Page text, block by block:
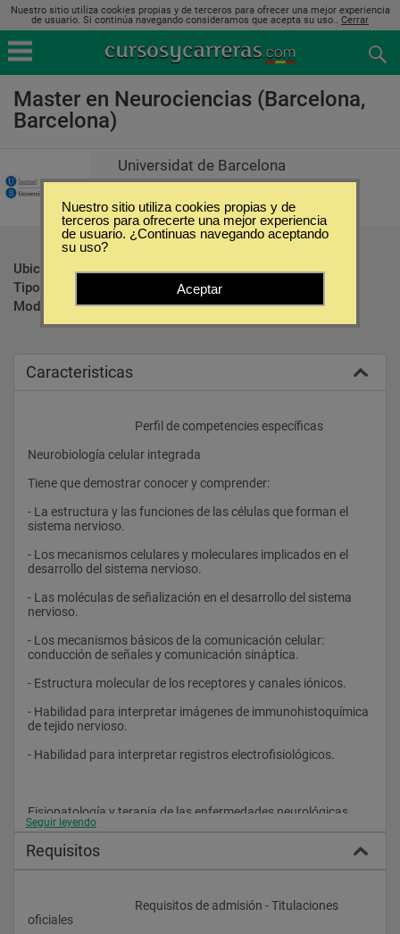
Nuestro sitio utiliza cookies propias y de terceros para ofrecer una mejor experiencia
de usuario. Si continúa navegando consideramos que acepta su uso.. Cerrar
Master en Neurociencias (Barcelona,
Barcelona)
Universidat de Barcelona
Ubicación:
Barcelona - Barcelona
Tipo:
Modalidad:
Presencial
Caracteristicas
					Perfil de competencies específicas
Neurobiología celular integrada
Tiene que demostrar conocer y comprender:
- La estructura y las funciones de las células que forman el
sistema nervioso.
- Los mecanismos celulares y moleculares implicados en el
desarrollo del sistema nervioso.
- Las moléculas de señalización en el desarrollo del sistema
nervioso.
- Los mecanismos básicos de la comunicación celular:
conducción de señales y comunicación sináptica.
- Estructura molecular de los receptores y canales iónicos.
- Habilidad para interpretar imágenes de immunohistoquímica
de tejido nervioso.
- Habilidad para interpretar registros electrofisiológicos.
Fisiopatología y terapia de las enfermedades neurológicas
Alzheimer, de Parkinson y otras enfermedades relacionadas
con demencias. Los procesos celulares y moleculares que se
producen en las enfermedades motoras.
Seguir leyendo
Requisitos
oficiales
Nuestro sitio utiliza cookies propias y de
terceros para ofrecerte una mejor experiencia
de usuario. ¿Continuas navegando aceptando
su uso?
Aceptar